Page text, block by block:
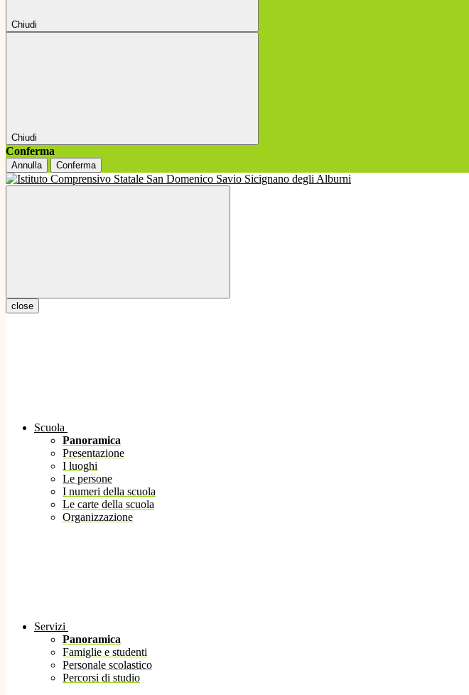
Chiudi
Chiudi
Conferma
Annulla Conferma
close
Scuola
Panoramica
Presentazione
I luoghi
Le persone
I numeri della scuola
Le carte della scuola
Organizzazione
Servizi
Panoramica
Famiglie e studenti
Personale scolastico
Percorsi di studio